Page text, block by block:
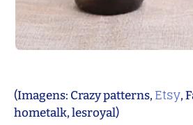
(Imagens: Crazy patterns, Etsy,
hometalk, lesroyal)